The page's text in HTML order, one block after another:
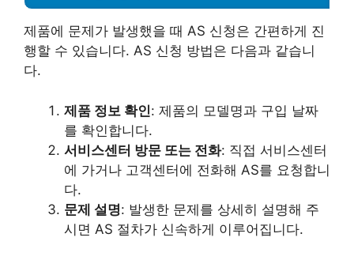
제품에 문제가 발생했을 때 AS 신청은 간편하게 진
행할 수 있습니다. AS 신청 방법은 다음과 같습니
다.
제품 정보 확인: 제품의 모델명과 구입 날짜
를 확인합니다.
서비스센터 방문 또는 전화: 직접 서비스센터
에 가거나 고객센터에 전화해 AS를 요청합니
다.
문제 설명: 발생한 문제를 상세히 설명해 주
시면 AS 절차가 신속하게 이루어집니다.